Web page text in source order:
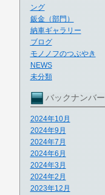
ング
鈑金（部門）
納車ギャラリー
ブログ
モノノフのつぶやき
NEWS
未分類
バックナンバー
2024年10月
2024年9月
2024年7月
2024年6月
2024年3月
2024年2月
2023年12月